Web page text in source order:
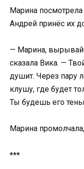
Марина
Андрей принёс их
— Марина,
сказала Вика. —
душит. Через пару
клушу, где будет
Ты будешь его
Марина
***